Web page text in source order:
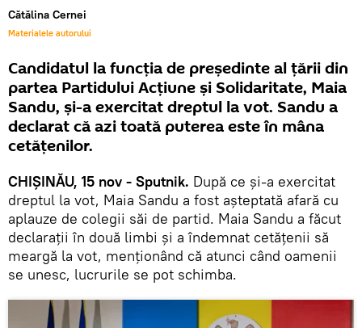
Cătălina Cernei
Materialele autorului
Candidatul la funcția de președinte al țării din
partea Partidului Acțiune și Solidaritate, Maia
Sandu, și-a exercitat dreptul la vot. Sandu a
declarat că azi toată puterea este în mâna
cetățenilor.
CHIȘINĂU, 15 nov - Sputnik. După ce și-a exercitat
dreptul la vot, Maia Sandu a fost așteptată afară cu
aplauze de colegii săi de partid. Maia Sandu a făcut
declarații în două limbi și a îndemnat cetățenii să
meargă la vot, menționând că atunci când oamenii
se unesc, lucrurile se pot schimba.